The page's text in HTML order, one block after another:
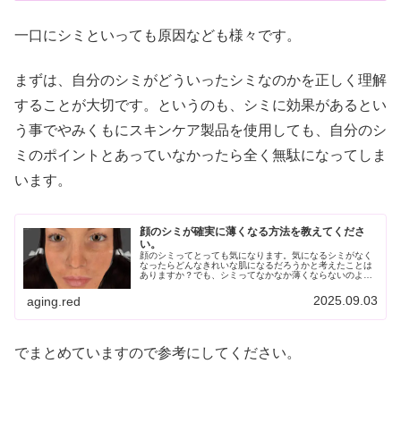
一口にシミといっても原因なども様々です。
まずは、自分のシミがどういったシミなのかを正しく理解
することが大切です。というのも、シミに効果があるとい
う事でやみくもにスキンケア製品を使用しても、自分のシ
ミのポイントとあっていなかったら全く無駄になってしま
います。
顔のシミが確実に薄くなる方法を教えてくださ
い。
顔のシミってとっても気になります。気になるシミがなく
なったらどんなきれいな肌になるだろうかと考えたことは
ありますか？でも、シミってなかなか薄くならないのよね
aging.red 2025.09.03
でまとめていますので参考にしてください。